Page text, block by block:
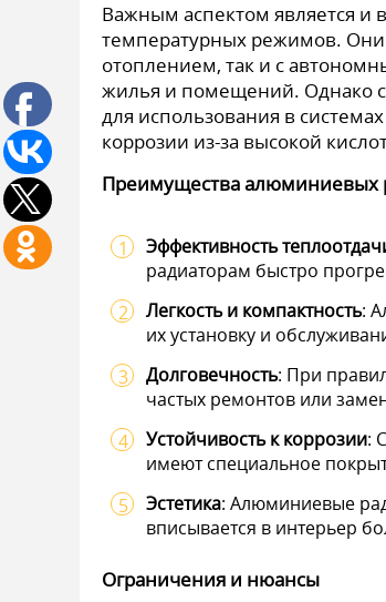
Важным аспектом является и
температурных режимов. Они
отоплением, так и с
жилья и помещений. Однако
для использования в
коррозии из-за высокой
Преимущества алюминиевых
Эффективность
радиаторам быстро
Легкость и компактность:
их установку и
Долговечность: При
частых ремонтов или
Устойчивость к коррозии:
имеют специальное
Эстетика: Алюминиевые
вписывается в интерьер
Ограничения и нюансы